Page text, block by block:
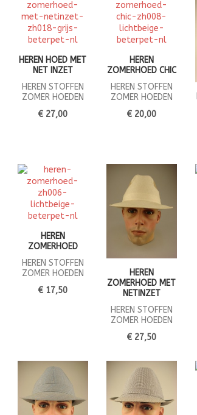
HEREN HOED MET
NET INZET
HEREN STOFFEN
ZOMER HOEDEN
€ 27,00
HEREN
ZOMERHOED CHIC
HEREN STOFFEN
ZOMER HOEDEN
€ 20,00
HEREN
ZOMERHOED
HEREN STOFFEN
ZOMER HOEDEN
€ 17,50
HEREN
ZOMERHOED MET
NETINZET
HEREN STOFFEN
ZOMER HOEDEN
€ 27,50